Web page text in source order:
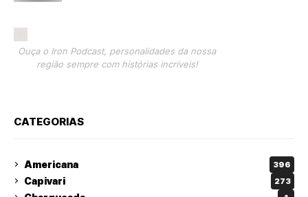
Ouça o Iron Podcast, personalidades da nossa
região sempre com histórias incríveis!
CATEGORIAS
Americana 396
Capivari 273